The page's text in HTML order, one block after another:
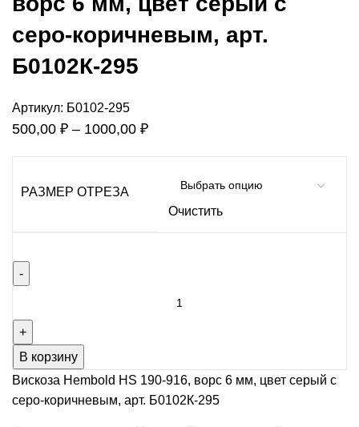
серо-коричневым, арт.
Б0102К-295
Артикул: Б0102-295
500,00 ₽ – 1000,00 ₽Диапазон
1000,00 ₽
РАЗМЕР ОТРЕЗА
Очистить
Вискоза
Hembold
HS
190-
В корзину
Вискоза Hembold HS 190-916, ворс 6 мм, цвет серый с
серо-коричневым, арт. Б0102К-295